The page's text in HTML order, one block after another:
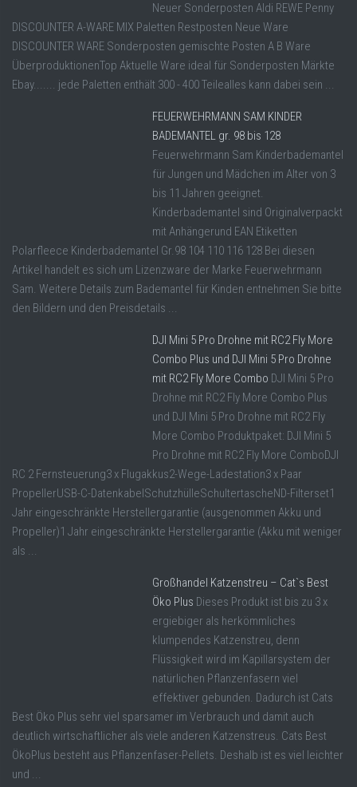
Neuer Sonderposten Aldi REWE Penny
DISCOUNTER A-WARE MIX Paletten Restposten Neue Ware
DISCOUNTER WARE Sonderposten gemischte Posten A B Ware
ÜberproduktionenTop Aktuelle Ware ideal für Sonderposten Märkte
Ebay....... jede Paletten enthält 300 - 400 Teilealles kann dabei sein ...
FEUERWEHRMANN SAM KINDER
BADEMANTEL gr. 98 bis 128
Feuerwehrmann Sam Kinderbademantel
für Jungen und Mädchen im Alter von 3
bis 11 Jahren geeignet.
Kinderbademantel sind Originalverpackt
mit Anhängerund EAN Etiketten
Polarfleece Kinderbademantel Gr.98 104 110 116 128 Bei diesen
Artikel handelt es sich um Lizenzware der Marke Feuerwehrmann
Sam. Weitere Details zum Bademantel für Kinden entnehmen Sie bitte
den Bildern und den Preisdetails ...
DJI Mini 5 Pro Drohne mit RC2 Fly More
Combo Plus und DJI Mini 5 Pro Drohne
mit RC2 Fly More Combo DJI Mini 5 Pro
Drohne mit RC2 Fly More Combo Plus
und DJI Mini 5 Pro Drohne mit RC2 Fly
More Combo Produktpaket: DJI Mini 5
Pro Drohne mit RC2 Fly More ComboDJI
RC 2 Fernsteuerung3 x Flugakkus2-Wege-Ladestation3 x Paar
PropellerUSB-C-DatenkabelSchutzhülleSchultertascheND-Filterset1
Jahr eingeschränkte Herstellergarantie (ausgenommen Akku und
Propeller)1 Jahr eingeschränkte Herstellergarantie (Akku mit weniger
als ...
Großhandel Katzenstreu – Cat`s Best
Öko Plus Dieses Produkt ist bis zu 3 x
ergiebiger als herkömmliches
klumpendes Katzenstreu, denn
Flüssigkeit wird im Kapillarsystem der
natürlichen Pflanzenfasern viel
effektiver gebunden. Dadurch ist Cats
Best Öko Plus sehr viel sparsamer im Verbrauch und damit auch
deutlich wirtschaftlicher als viele anderen Katzenstreus. Cats Best
ÖkoPlus besteht aus Pflanzenfaser-Pellets. Deshalb ist es viel leichter
und ...